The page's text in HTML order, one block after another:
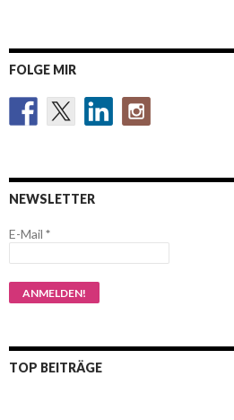
FOLGE MIR
NEWSLETTER
E-Mail *
TOP BEITRÄGE